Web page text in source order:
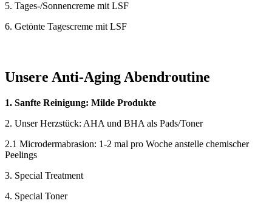
5. Tages-/Sonnencreme mit LSF
6. Getönte Tagescreme mit LSF
Unsere Anti-Aging Abendroutine
1. Sanfte Reinigung: Milde Produkte
2. Unser Herzstück: AHA und BHA als Pads/Toner
2.1 Microdermabrasion: 1-2 mal pro Woche anstelle chemischer
Peelings
3. Special Treatment
4. Special Toner